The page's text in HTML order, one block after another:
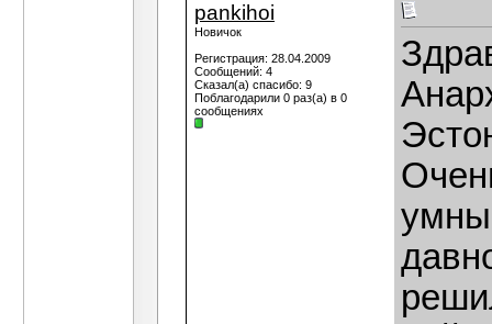
pankihoi
Новичок
Регистрация: 28.04.2009
Сообщений: 4
Сказал(а) спасибо: 9
Поблагодарили 0 раз(а) в 0
сообщениях